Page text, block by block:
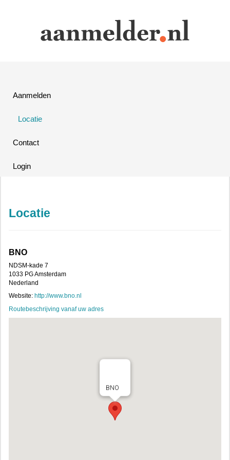
Aanmelden
Locatie
Contact
Login
Locatie
BNO
NDSM-kade 7
1033 PG Amsterdam
Nederland
Website: http://www.bno.nl
Routebeschrijving vanaf uw adres
BNO